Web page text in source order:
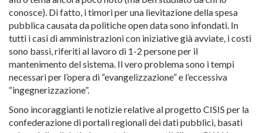
conosce). Di fatto, i timori per una lievitazione della spesa
pubblica causata da politiche open data sono infondati. In
tutti i casi di amministrazioni con iniziative già avviate, i costi
sono bassi, riferiti al lavoro di 1-2 persone per il
mantenimento del sistema. Il vero problema sono i tempi
necessari per l’opera di “evangelizzazione” e l’eccessiva
“ingegnerizzazione”.
Sono incoraggianti le notizie relative al progetto CISIS per la
confederazione di portali regionali dei dati pubblici, basati